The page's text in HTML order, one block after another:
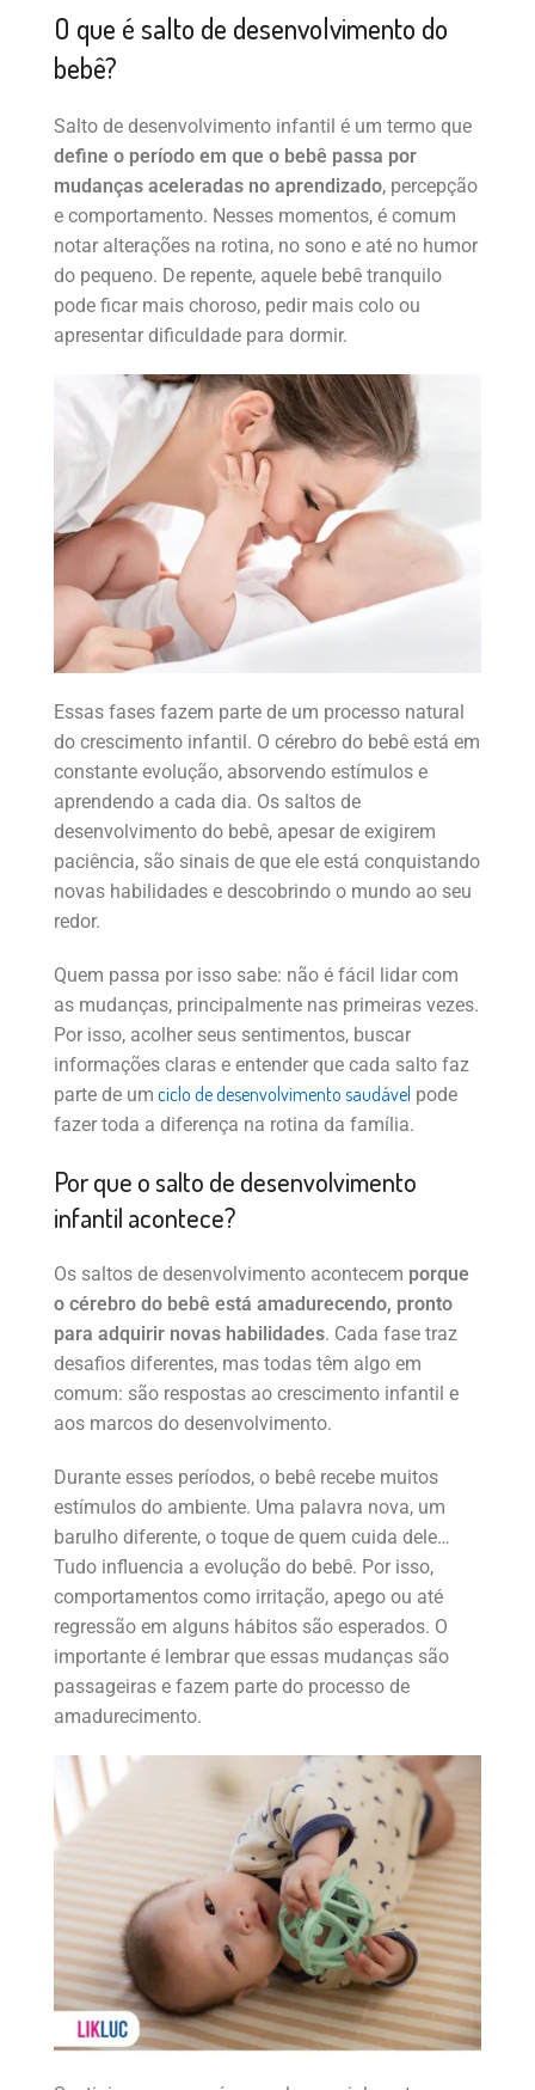
O que é salto de desenvolvimento do
bebê?
Salto de desenvolvimento infantil é um termo que
define o período em que o bebê passa por
mudanças aceleradas no aprendizado, percepção
e comportamento. Nesses momentos, é comum
notar alterações na rotina, no sono e até no humor
do pequeno. De repente, aquele bebê tranquilo
pode ficar mais choroso, pedir mais colo ou
apresentar dificuldade para dormir.
Essas fases fazem parte de um processo natural
do crescimento infantil. O cérebro do bebê está em
constante evolução, absorvendo estímulos e
aprendendo a cada dia. Os saltos de
desenvolvimento do bebê, apesar de exigirem
paciência, são sinais de que ele está conquistando
novas habilidades e descobrindo o mundo ao seu
redor.
Quem passa por isso sabe: não é fácil lidar com
as mudanças, principalmente nas primeiras vezes.
Por isso, acolher seus sentimentos, buscar
informações claras e entender que cada salto faz
parte de um ciclo de desenvolvimento saudável pode
fazer toda a diferença na rotina da família.
Por que o salto de desenvolvimento
infantil acontece?
Os saltos de desenvolvimento acontecem porque
o cérebro do bebê está amadurecendo, pronto
para adquirir novas habilidades. Cada fase traz
desafios diferentes, mas todas têm algo em
comum: são respostas ao crescimento infantil e
aos marcos do desenvolvimento.
Durante esses períodos, o bebê recebe muitos
estímulos do ambiente. Uma palavra nova, um
barulho diferente, o toque de quem cuida dele…
Tudo influencia a evolução do bebê. Por isso,
comportamentos como irritação, apego ou até
regressão em alguns hábitos são esperados. O
importante é lembrar que essas mudanças são
passageiras e fazem parte do processo de
amadurecimento.